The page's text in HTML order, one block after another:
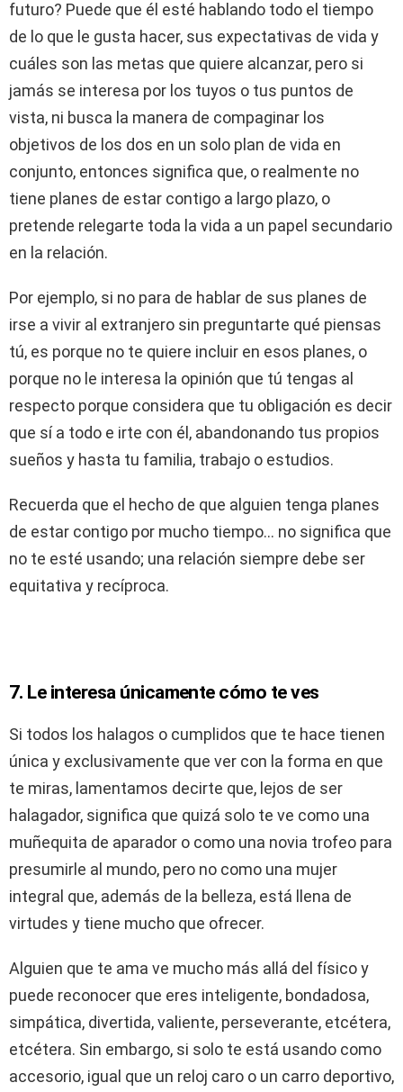
futuro? Puede que él esté hablando todo el tiempo
de lo que le gusta hacer, sus expectativas de vida y
cuáles son las metas que quiere alcanzar, pero si
jamás se interesa por los tuyos o tus puntos de
vista, ni busca la manera de compaginar los
objetivos de los dos en un solo plan de vida en
conjunto, entonces significa que, o realmente no
tiene planes de estar contigo a largo plazo, o
pretende relegarte toda la vida a un papel secundario
en la relación.
Por ejemplo, si no para de hablar de sus planes de
irse a vivir al extranjero sin preguntarte qué piensas
tú, es porque no te quiere incluir en esos planes, o
porque no le interesa la opinión que tú tengas al
respecto porque considera que tu obligación es decir
que sí a todo e irte con él, abandonando tus propios
sueños y hasta tu familia, trabajo o estudios.
Recuerda que el hecho de que alguien tenga planes
de estar contigo por mucho tiempo… no significa que
no te esté usando; una relación siempre debe ser
equitativa y recíproca.
7. Le interesa únicamente cómo te ves
Si todos los halagos o cumplidos que te hace tienen
única y exclusivamente que ver con la forma en que
te miras, lamentamos decirte que, lejos de ser
halagador, significa que quizá solo te ve como una
muñequita de aparador o como una novia trofeo para
presumirle al mundo, pero no como una mujer
integral que, además de la belleza, está llena de
virtudes y tiene mucho que ofrecer.
Alguien que te ama ve mucho más allá del físico y
puede reconocer que eres inteligente, bondadosa,
simpática, divertida, valiente, perseverante, etcétera,
etcétera. Sin embargo, si solo te está usando como
accesorio, igual que un reloj caro o un carro deportivo,